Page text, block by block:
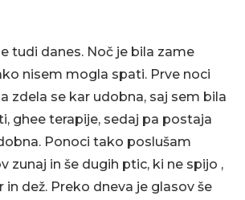
tudi danes. Noč je bila zame
nisem mogla spati. Prve noci
zdela se kar udobna, saj sem bila
ghee terapije, sedaj pa postaja
Ponoci tako poslušam
zunaj in še dugih ptic, ki ne spijo ,
in dež. Preko dneva je glasov še